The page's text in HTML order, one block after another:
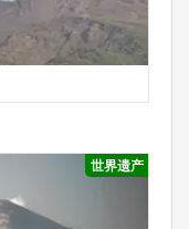
世界遗产